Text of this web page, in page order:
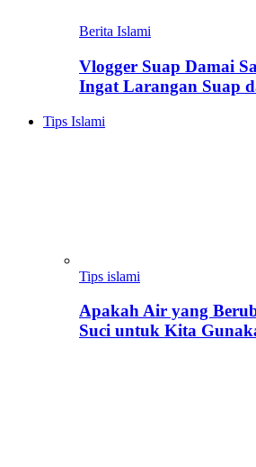
Berita Islami
Vlogger Suap Damai
Ingat Larangan Suap
Tips Islami
Tips islami
Apakah Air yang
Suci untuk Kita